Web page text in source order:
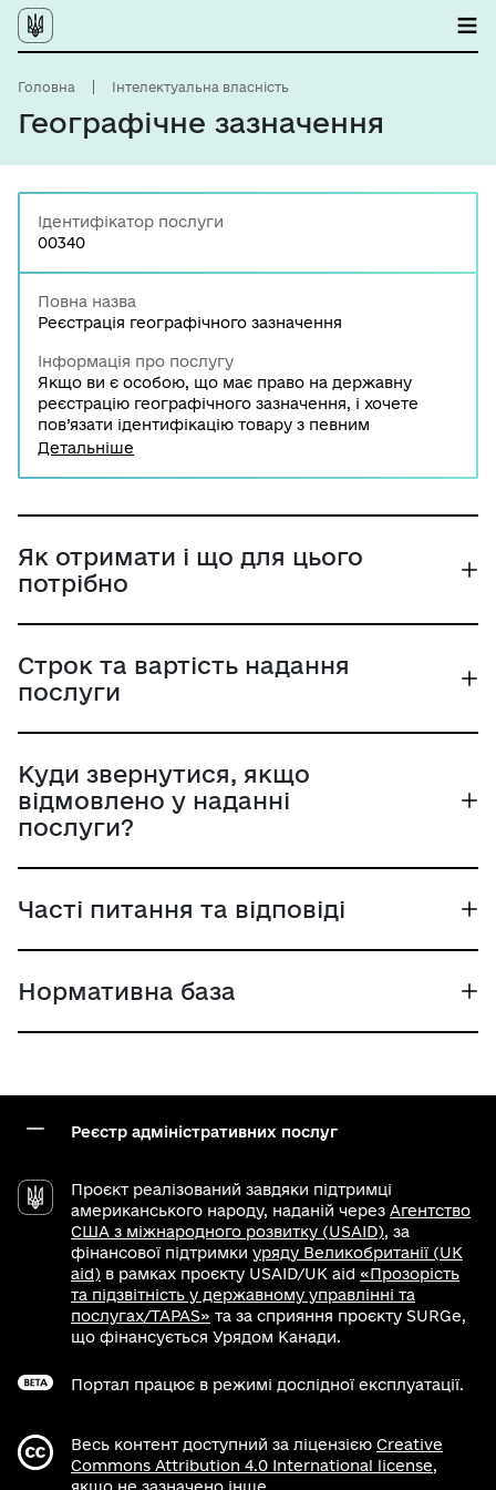
Головна Інтелектуальна власність
Географічне зазначення
Ідентифікатор послуги
00340
Повна назва
Реєстрація географічного зазначення
Інформація про послугу
Якщо ви є особою, що має право на державну
реєстрацію географічного зазначення, і хочете
пов’язати ідентифікацію товару з певним
географічним місцем, завдяки чому він має
організації "Український національний офіс
інтелектуальної власності та інновацій" (УКРНОІВІ)
подається заява разом з передбаченим
Детальніше
Як отримати і що для цього
потрібно
Строк та вартість надання
послуги
Куди звернутися, якщо
відмовлено у наданні
послуги?
Часті питання та відповіді
Нормативна база
Реєстр адміністративних послуг
Проєкт реалізований завдяки підтримці
американського народу, наданій через Агентство
США з міжнародного розвитку (USAID), за
фінансової підтримки уряду Великобританії (UK
aid) в рамках проєкту USAID/UK aid «Прозорість
та підзвітність у державному управлінні та
послугах/TAPAS» та за сприяння проєкту SURGe,
що фінансується Урядом Канади.
Портал працює в режимі дослідної експлуатації.
Весь контент доступний за ліцензією Creative
Commons Attribution 4.0 International license,